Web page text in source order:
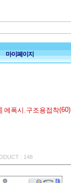
마이페이지
에폭시.구조용접착(60)
: 148